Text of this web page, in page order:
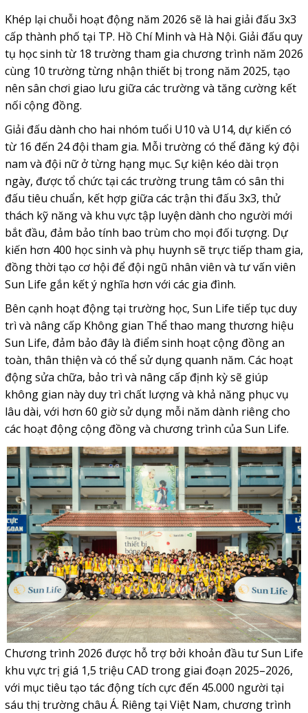
Khép lại chuỗi hoạt động năm 2026 sẽ là hai giải đấu 3x3
cấp thành phố tại TP. Hồ Chí Minh và Hà Nội. Giải đấu quy
tụ học sinh từ 18 trường tham gia chương trình năm 2026
cùng 10 trường từng nhận thiết bị trong năm 2025, tạo
nên sân chơi giao lưu giữa các trường và tăng cường kết
nối cộng đồng.
Giải đấu dành cho hai nhóm tuổi U10 và U14, dự kiến có
từ 16 đến 24 đội tham gia. Mỗi trường có thể đăng ký đội
nam và đội nữ ở từng hạng mục. Sự kiện kéo dài trọn
ngày, được tổ chức tại các trường trung tâm có sân thi
đấu tiêu chuẩn, kết hợp giữa các trận thi đấu 3x3, thử
thách kỹ năng và khu vực tập luyện dành cho người mới
bắt đầu, đảm bảo tính bao trùm cho mọi đối tượng. Dự
kiến hơn 400 học sinh và phụ huynh sẽ trực tiếp tham gia,
đồng thời tạo cơ hội để đội ngũ nhân viên và tư vấn viên
Sun Life gắn kết ý nghĩa hơn với các gia đình.
Bên cạnh hoạt động tại trường học, Sun Life tiếp tục duy
trì và nâng cấp Không gian Thể thao mang thương hiệu
Sun Life, đảm bảo đây là điểm sinh hoạt cộng đồng an
toàn, thân thiện và có thể sử dụng quanh năm. Các hoạt
động sửa chữa, bảo trì và nâng cấp định kỳ sẽ giúp
không gian này duy trì chất lượng và khả năng phục vụ
lâu dài, với hơn 60 giờ sử dụng mỗi năm dành riêng cho
các hoạt động cộng đồng và chương trình của Sun Life.
Chương trình 2026 được hỗ trợ bởi khoản đầu tư Sun Life
khu vực trị giá 1,5 triệu CAD trong giai đoạn 2025–2026,
với mục tiêu tạo tác động tích cực đến 45.000 người tại
sáu thị trường châu Á. Riêng tại Việt Nam, chương trình